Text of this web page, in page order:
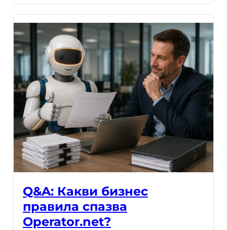
Q&A: Какви бизнес
правила спазва
Operator.net?